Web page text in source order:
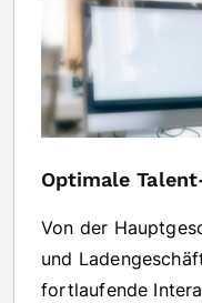
Optimale
Von der
und
fortlaufende